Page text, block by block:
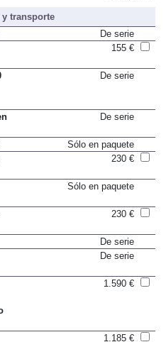
transporte
De serie
Sólo en paquete
De serie